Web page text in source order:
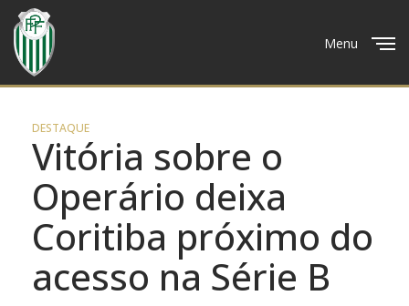
Menu
DESTAQUE
Vitória sobre o
Operário deixa
Coritiba próximo do
acesso na Série B